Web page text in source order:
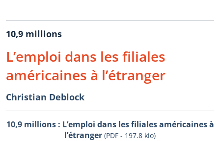
10,9 millions
L’emploi dans les filiales
américaines à l’étranger
Christian Deblock
10,9 millions : L’emploi dans les filiales américaines à
l’étranger (PDF - 197.8 kio)